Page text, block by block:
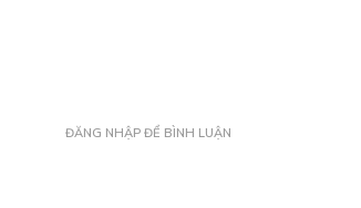
ĐĂNG NHẬP ĐỂ BÌNH LUẬN